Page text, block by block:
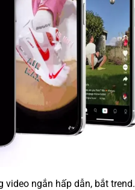
video ngắn hấp dẫn, bắt trend.